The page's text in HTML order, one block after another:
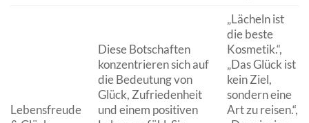
Lebensfreude
Diese Botschaften
konzentrieren sich auf
die Bedeutung von
Glück, Zufriedenheit
und einem positiven
„Lächeln ist
die beste
Kosmetik.“,
„Das Glück ist
kein Ziel,
sondern eine
Art zu reisen.“,